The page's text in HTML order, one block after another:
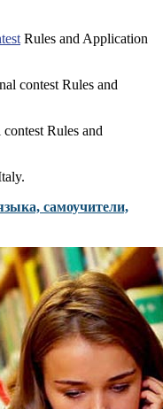
Rules and Application
contest Rules and
Rules and
самоучители,